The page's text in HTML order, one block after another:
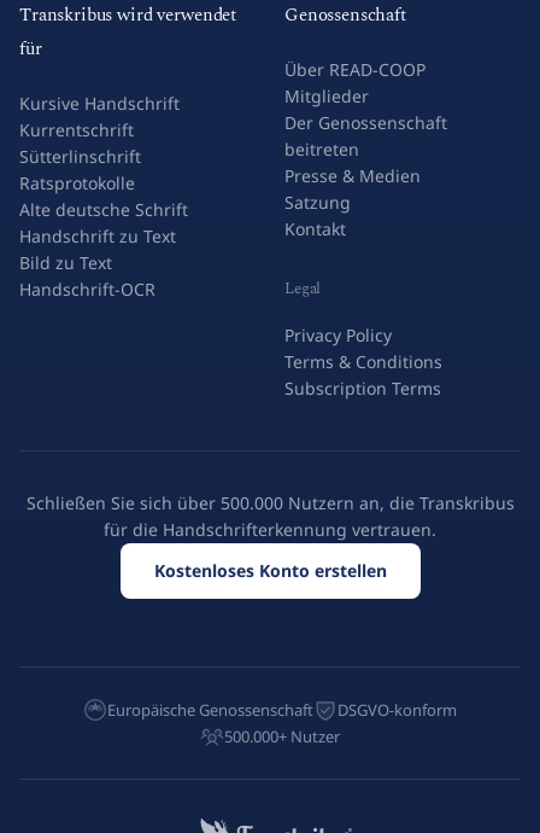
Transkribus wird verwendet
für
Kursive Handschrift
Kurrentschrift
Sütterlinschrift
Ratsprotokolle
Alte deutsche Schrift
Handschrift zu Text
Bild zu Text
Handschrift-OCR
Genossenschaft
Über READ-COOP
Mitglieder
Der Genossenschaft
beitreten
Presse & Medien
Satzung
Kontakt
Legal
Privacy Policy
Terms & Conditions
Subscription Terms
Schließen Sie sich über 500.000 Nutzern an, die Transkribus
für die Handschrifterkennung vertrauen.
Kostenloses Konto erstellen
Europäische Genossenschaft
DSGVO-konform
500.000+ Nutzer